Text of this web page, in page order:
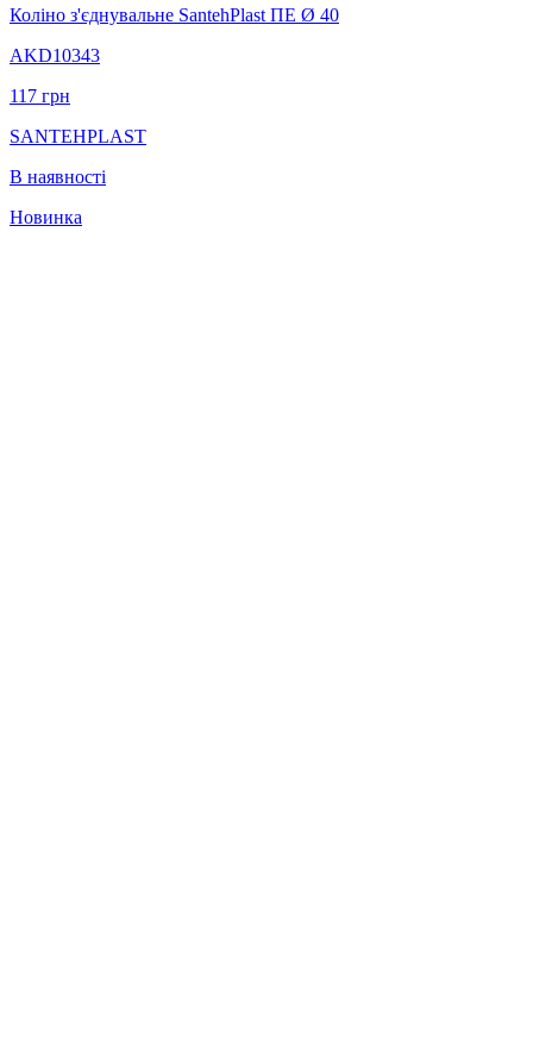
Коліно з'єднувальне SantehPlast ПЕ Ø 40
AKD10343
117 грн
SANTEHPLAST
В наявності
Новинка